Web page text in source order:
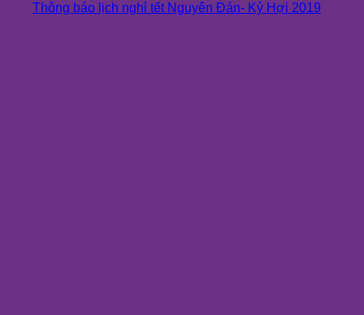
Thông báo lịch nghỉ tết Nguyên Đán- Kỷ Hợi 2019